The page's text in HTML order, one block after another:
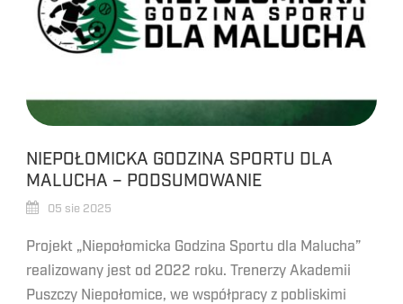
NIEPOŁOMICKA GODZINA SPORTU DLA
MALUCHA – PODSUMOWANIE
05 sie 2025
Projekt „Niepołomicka Godzina Sportu dla Malucha”
realizowany jest od 2022 roku. Trenerzy Akademii
Puszczy Niepołomice, we współpracy z pobliskimi